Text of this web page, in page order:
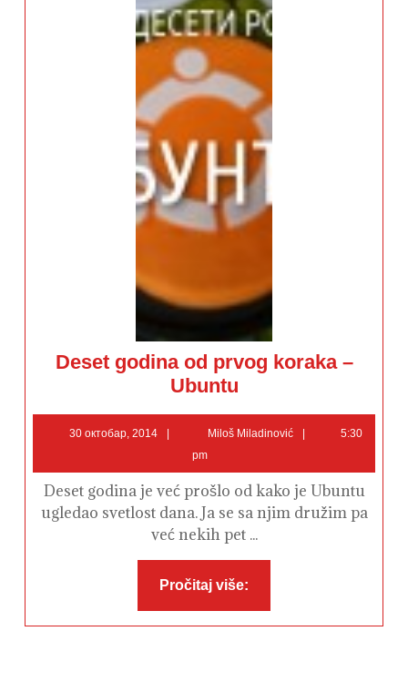
Deset godina od prvog koraka –
UbuntuDeset
godina
prvog
koraka
30 октобар, 2014
2014
Miloš Miladinović
5:30
pm
Deset godina je već prošlo od kako je Ubuntu
ugledao svetlost dana. Ja se sa njim družim pa
već nekih pet ...
Pročitaj više: